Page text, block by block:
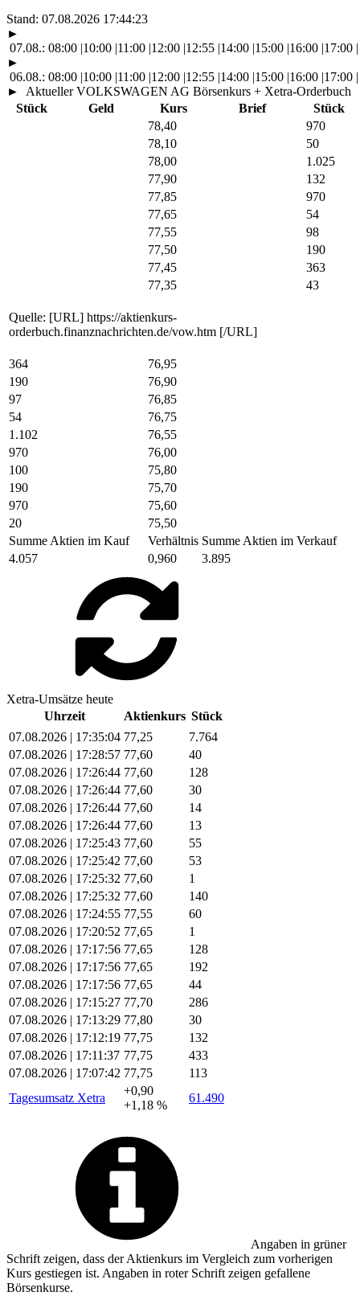
Stand: 07.08.2026 17:44:23
►
07.08.: 08:00 |10:00 |11:00 |12:00 |12:55 |14:00 |15:00 |16:00 |17:00 |
►
06.08.: 08:00 |10:00 |11:00 |12:00 |12:55 |14:00 |15:00 |16:00 |17:00 |
►
Aktueller VOLKSWAGEN AG Börsenkurs + Xetra-Orderbuch
Stück
Geld Kurs Brief
Stück
78,40
970
78,10
50
78,00
1.025
77,90
132
77,85
970
77,65
54
77,55
98
77,50
190
77,45
363
77,35
43
Quelle: [URL] https://aktienkurs-
orderbuch.finanznachrichten.de/vow.htm [/URL]
364
76,95
190
76,90
97
76,85
54
76,75
1.102
76,55
970
76,00
100
75,80
190
75,70
970
75,60
20
75,50
Summe Aktien im Kauf
Verhältnis Summe Aktien im Verkauf
4.057
0,960 3.895
Xetra-Umsätze heute
Uhrzeit
Aktienkurs Stück
07.08.2026 | 17:35:04 77,25
7.764
07.08.2026 | 17:28:57 77,60
40
07.08.2026 | 17:26:44 77,60
128
07.08.2026 | 17:26:44 77,60
30
07.08.2026 | 17:26:44 77,60
14
07.08.2026 | 17:26:44 77,60
13
07.08.2026 | 17:25:43 77,60
55
07.08.2026 | 17:25:42 77,60
53
07.08.2026 | 17:25:32 77,60
1
07.08.2026 | 17:25:32 77,60
140
07.08.2026 | 17:24:55 77,55
60
07.08.2026 | 17:20:52 77,65
1
07.08.2026 | 17:17:56 77,65
128
07.08.2026 | 17:17:56 77,65
192
07.08.2026 | 17:17:56 77,65
44
07.08.2026 | 17:15:27 77,70
286
07.08.2026 | 17:13:29 77,80
30
07.08.2026 | 17:12:19 77,75
132
07.08.2026 | 17:11:37 77,75
433
07.08.2026 | 17:07:42 77,75
113
Tagesumsatz Xetra
+0,90
+1,18 %
61.490
Angaben in grüner
Schrift zeigen, dass der Aktienkurs im Vergleich zum vorherigen
Kurs gestiegen ist. Angaben in roterSchrift zeigen gefallene
Börsenkurse.